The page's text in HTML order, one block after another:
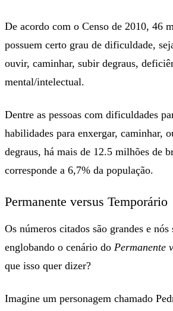
De acordo com o Censo de 2010, 46
possuem certo grau de dificuldade,
ouvir, caminhar, subir degraus,
mental/intelectual.
Dentre as pessoas com dificuldades
habilidades para enxergar, caminhar,
degraus, há mais de 12.5 milhões de
corresponde a 6,7% da população.
Permanente versus Temporário
Os números citados são grandes e nós
englobando o cenário do Permanente
que isso quer dizer?
Imagine um personagem chamado